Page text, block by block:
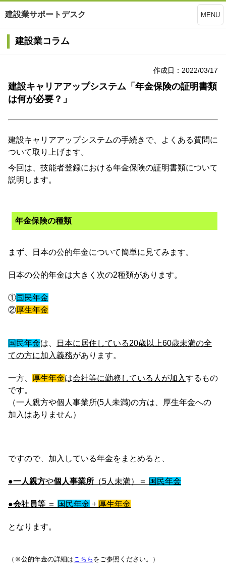
建設業サポートデスク MENU
建設業コラム
作成日：2022/03/17
建設キャリアアップシステム「年金保険の証明書類
は何が必要？」
建設キャリアアップシステムの手続きで、よくある質問に
ついて取り上げます。
今回は、技能者登録における年金保険の証明書類について
説明します。
年金保険の種類
まず、日本の公的年金について簡単に見てみます。
日本の公的年金は大きく次の2種類があります。
①国民年金
②厚生年金
国民年金は、
日本に居住している20歳以上60歳未満の全
ての方に加入義務があります。
一方、 厚生年金は会社等に勤務している人が加入するもの
です。
（一人親方や個人事業所(5人未満)の方は、厚生年金への
加入はありません）
ですので、加入している年金をまとめると、
●一人親方や個人事業所 （5人未満）＝ 国民年金
●会社員等 ＝ 国民年金 + 厚生年金
となります。
（※公的年金の詳細は こちら をご参照ください。）